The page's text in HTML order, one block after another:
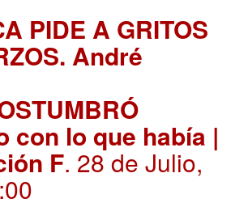
PIDE A GRITOS
André
con lo que había |
F. 28 de Julio,